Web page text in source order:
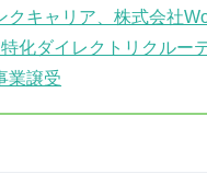
クキャリア、株式会社
化ダイレクトリクルー
業譲受